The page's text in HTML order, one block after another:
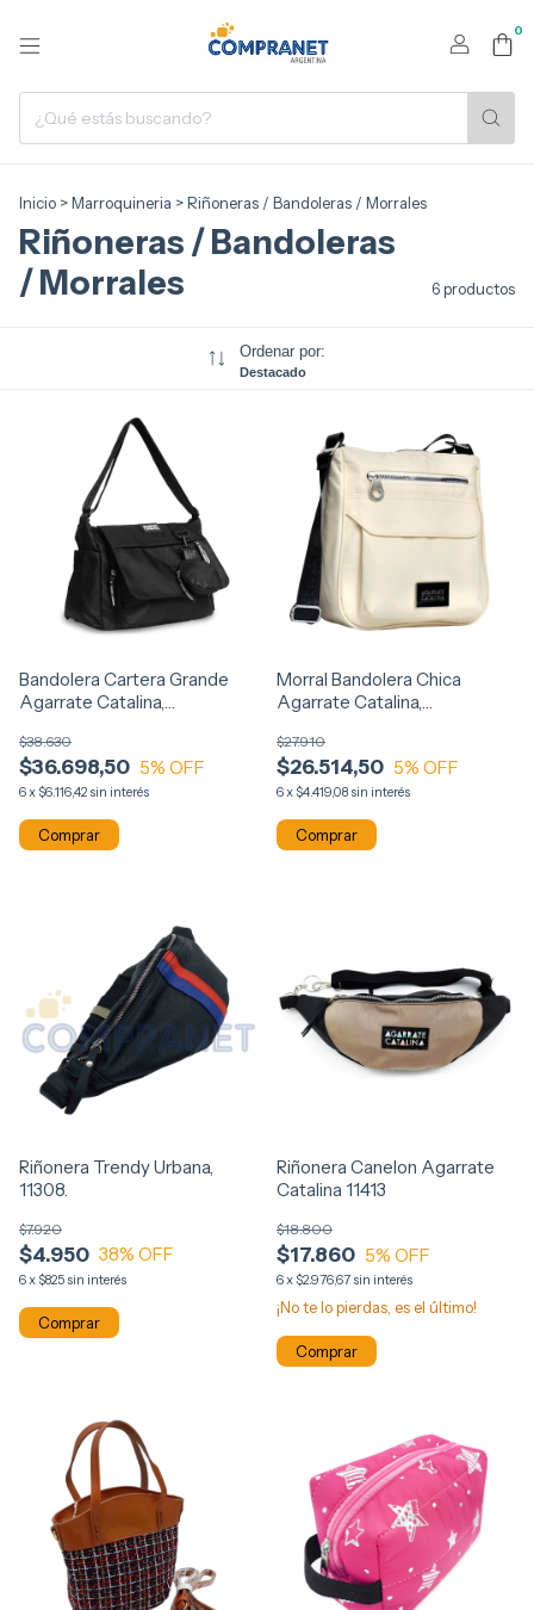
0
Inicio >Marroquineria >Riñoneras / Bandoleras / Morrales
Riñoneras / Bandoleras
/ Morrales
6 productos
Ordenar por:
Destacado
Bandolera Cartera Grande
Agarrate Catalina,
$36.698,50
$38.630
5% OFF
6x$6.116,42 sin interés
Comprar
Morral Bandolera Chica
Agarrate Catalina,
$26.514,50
$27.910
5% OFF
6x$4.419,08 sin interés
Comprar
Riñonera Trendy Urbana,
11308.
$4.950
$7.920
38% OFF
6x$825 sin interés
Comprar
Riñonera Canelon Agarrate
Catalina 11413
$17.860
$18.800
5% OFF
6x$2.976,67 sin interés
¡No te lo pierdas, es el último!
Comprar